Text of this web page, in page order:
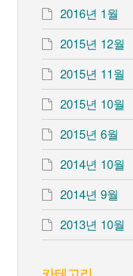
2016년 1월
2015년 12월
2015년 11월
2015년 10월
2015년 6월
2014년 10월
2014년 9월
2013년 10월